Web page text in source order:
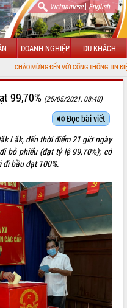
Vietnamese| English
DOANH NGHIỆP DU KHÁCH
ĐẾN VỚI CỔNG THÔNG TIN ĐIỆN TỬ TỈNH
99,70% (25/05/2021, 08:48)
Đọc bài viết
Lắk, đến thời điểm 21 giờ ngày
bỏ phiếu (đạt tỷ lệ 99,70%); có
đi bầu đạt 100%.